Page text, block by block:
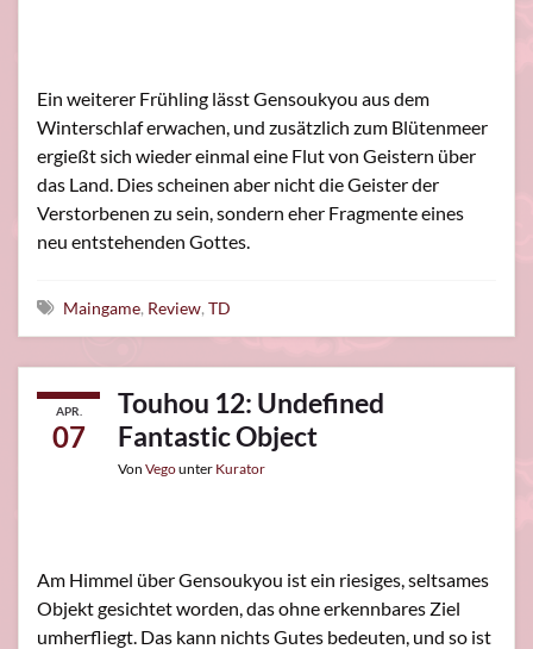
Ein weiterer Frühling lässt Gensoukyou aus dem
Winterschlaf erwachen, und zusätzlich zum Blütenmeer
ergießt sich wieder einmal eine Flut von Geistern über
das Land. Dies scheinen aber nicht die Geister der
Verstorbenen zu sein, sondern eher Fragmente eines
neu entstehenden Gottes.
Schlagwörter
Maingame, Review, TD
APR.
07
Touhou 12: Undefined
Fantastic Object
Von Vegounter Kurator
Am Himmel über Gensoukyou ist ein riesiges, seltsames
Objekt gesichtet worden, das ohne erkennbares Ziel
umherfliegt. Das kann nichts Gutes bedeuten, und so ist